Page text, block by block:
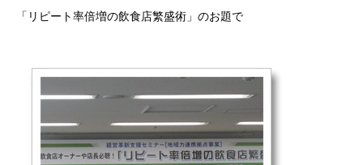
「リピート率倍増の飲食店繁盛術」のお題で